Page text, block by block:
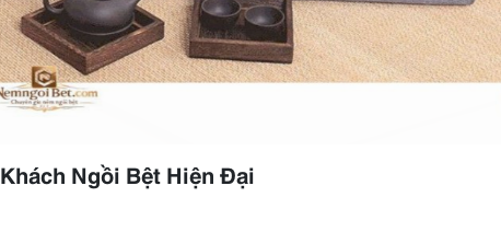
Ngồi Bệt Hiện Đại